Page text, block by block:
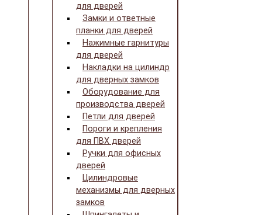
для дверей
Замки и ответные
планки для дверей
Нажимные гарнитуры
для дверей
Накладки на цилиндр
для дверных замков
Оборудование для
производства дверей
Петли для дверей
Пороги и крепления
для ПВХ дверей
Ручки для офисных
дверей
Цилиндровые
механизмы для дверных
замков